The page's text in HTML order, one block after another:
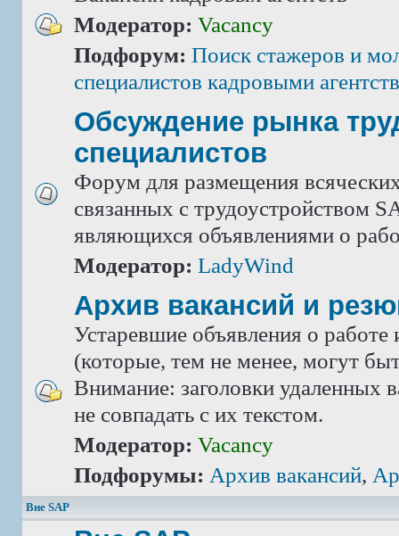
Модератор: Vacancy
Подфорум: Поиск стажеров и
специалистов кадровыми
Обсуждение рынка
специалистов
Форум для размещения
связанных с трудоустройством
являющихся объявлениями о
Модератор: LadyWind
Архив вакансий и
Устаревшие объявления о работе
(которые, тем не менее, могут
Внимание: заголовки удаленных
не совпадать с их текстом.
Модератор: Vacancy
Подфорумы: Архив вакансий,
Вне SAP